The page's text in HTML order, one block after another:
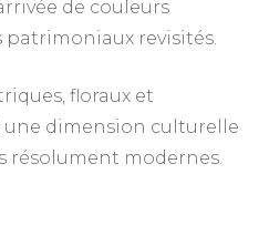
de couleurs
revisités.
floraux et
dimension culturelle
résolument modernes.